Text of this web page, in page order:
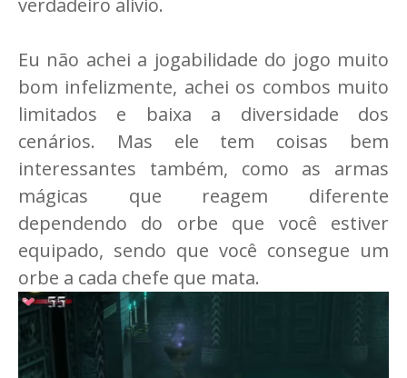
verdadeiro alivio.
Eu não achei a jogabilidade do jogo muito
bom infelizmente, achei os combos muito
limitados e baixa a diversidade dos
cenários. Mas ele tem coisas bem
interessantes também, como as armas
mágicas que reagem diferente
dependendo do orbe que você estiver
equipado, sendo que você consegue um
orbe a cada chefe que mata.